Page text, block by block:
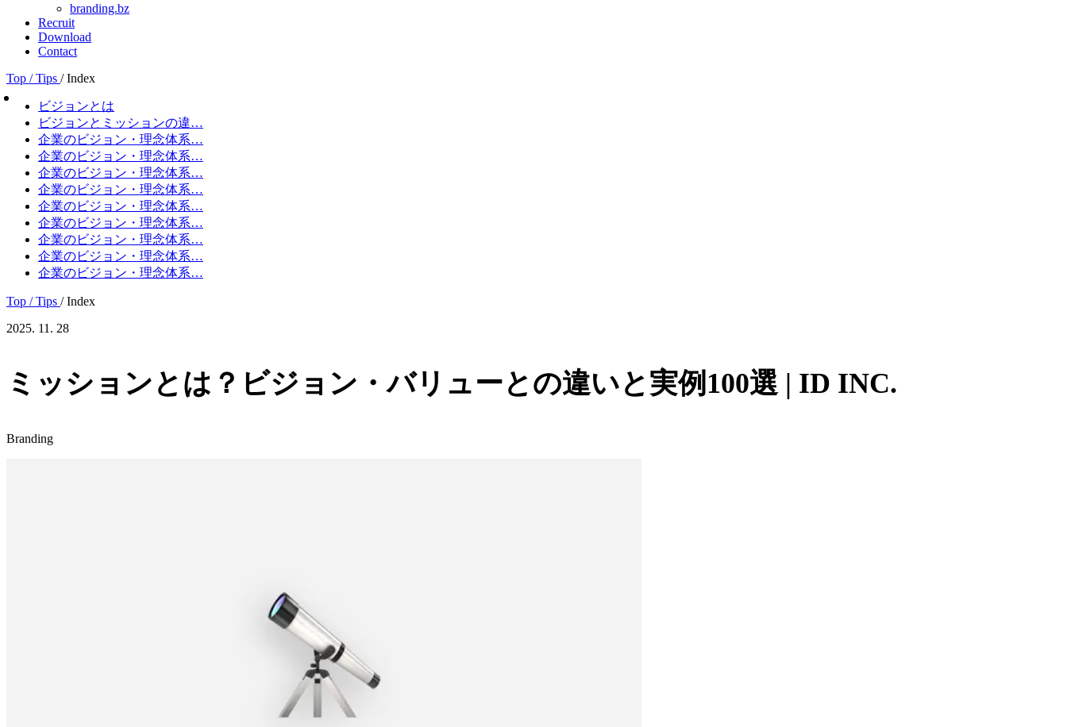
branding.bz
Recruit
Download
Contact
Top / Tips / Index
ビジョンとは
ビジョンとミッションの違…
企業のビジョン・理念体系…
企業のビジョン・理念体系…
企業のビジョン・理念体系…
企業のビジョン・理念体系…
企業のビジョン・理念体系…
企業のビジョン・理念体系…
企業のビジョン・理念体系…
企業のビジョン・理念体系…
企業のビジョン・理念体系…
Top / Tips / Index
2025. 11. 28
ミッションとは？ビジョン・バリューとの違いと実例100選 | ID INC.
Branding